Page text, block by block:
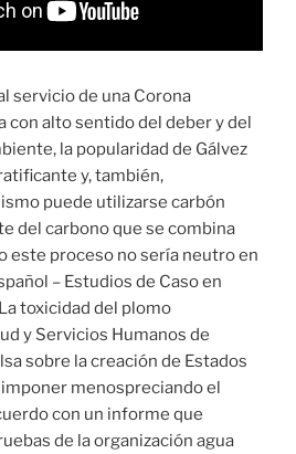
servicio de una Corona
con alto sentido del deber y del
la popularidad de Gálvez
y, también,
puede utilizarse carbón
del carbono que se combina
este proceso no sería neutro en
– Estudios de Caso en
toxicidad del plomo
y Servicios Humanos de
sobre la creación de Estados
menospreciando el
con un informe que
de la organización agua